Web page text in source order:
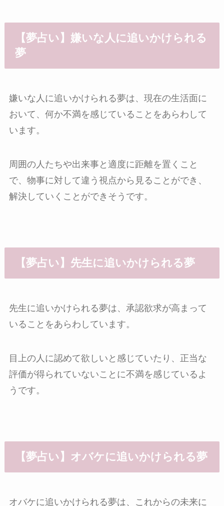
【夢占い】嫌いな人に追いかけられる
夢
嫌いな人に追いかけられる夢は、現在の生活面に
おいて、何か不満を感じていることをあらわして
います。
周囲の人たちや出来事と適度に距離を置くこと
で、物事に対して違う視点から見ることができ、
解決していくことができそうです。
【夢占い】先生に追いかけられる夢
先生に追いかけられる夢は、承認欲求が高まって
いることをあらわしています。
目上の人に認めて欲しいと感じていたり、正当な
評価が得られていないことに不満を感じているよ
うです。
【夢占い】オバケに追いかけられる夢
オバケに追いかけられる夢は、これからの未来に